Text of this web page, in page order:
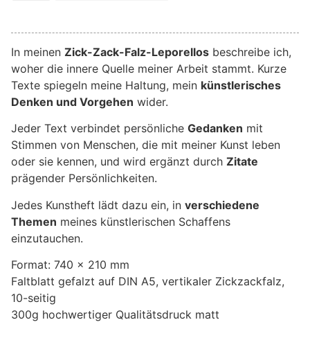
In meinen Zick-Zack-Falz-Leporellos beschreibe ich,
woher die innere Quelle meiner Arbeit stammt. Kurze
Texte spiegeln meine Haltung, mein künstlerisches
Denken und Vorgehen wider.
Jeder Text verbindet persönliche Gedanken mit
Stimmen von Menschen, die mit meiner Kunst leben
oder sie kennen, und wird ergänzt durch Zitate
prägender Persönlichkeiten.
Jedes Kunstheft lädt dazu ein, in verschiedene
Themen meines künstlerischen Schaffens
einzutauchen.
Format: 740 x 210 mm
Faltblatt gefalzt auf DIN A5, vertikaler Zickzackfalz,
10-seitig
300g hochwertiger Qualitätsdruck matt